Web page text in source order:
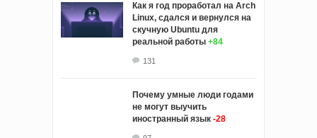
Как я год проработал на Arch
Linux, сдался и вернулся на
скучную Ubuntu для
реальной работы +84
131
Почему умные люди годами
не могут выучить
иностранный язык -28